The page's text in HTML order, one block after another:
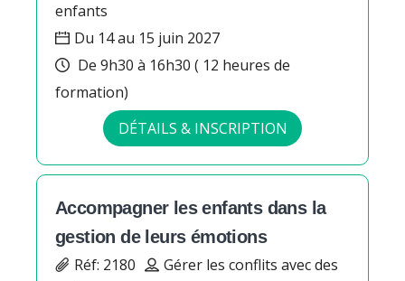
enfants
Du 14 au 15 juin 2027
De 9h30 à 16h30 ( 12 heures de
formation)
DÉTAILS & INSCRIPTION
Accompagner les enfants dans la
gestion de leurs émotions
Réf: 2180
Gérer les conflits avec des